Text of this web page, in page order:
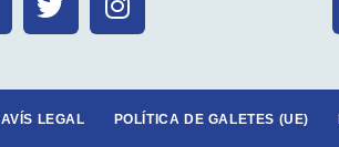
AVÍS LEGAL POLÍTICA DE GALETES (UE)